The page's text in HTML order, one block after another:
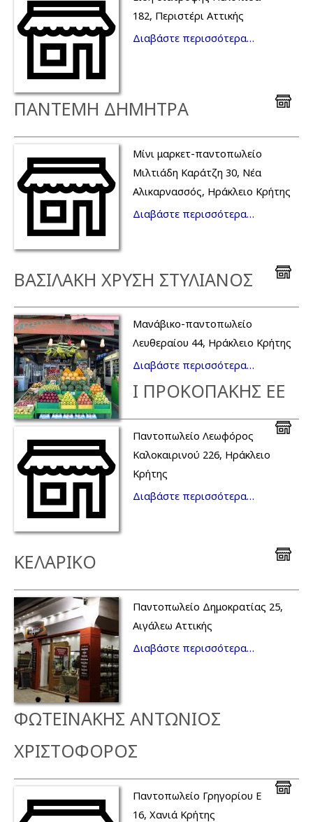
182, Περιστέρι Αττικής
Διαβάστε περισσότερα…
ΠΑΝΤΕΜΗ ΔΗΜΗΤΡΑ
Μίνι μαρκετ-παντοπωλείο
Μιλτιάδη Καράτζη 30, Νέα
Αλικαρνασσός, Ηράκλειο Κρήτης
Διαβάστε περισσότερα…
ΒΑΣΙΛΑΚΗ ΧΡΥΣΗ ΣΤΥΛΙΑΝΟΣ
Μανάβικο-παντοπωλείο
Λευθεραίου 44, Ηράκλειο Κρήτης
Διαβάστε περισσότερα…
Ι ΠΡΟΚΟΠΑΚΗΣ ΕΕ
Παντοπωλείο Λεωφόρος
Καλοκαιρινού 226, Ηράκλειο
Κρήτης
Διαβάστε περισσότερα…
ΚΕΛΑΡΙΚΟ
Παντοπωλείο Δημοκρατίας 25,
Αιγάλεω Αττικής
Διαβάστε περισσότερα…
ΦΩΤΕΙΝΑΚΗΣ ΑΝΤΩΝΙΟΣ
ΧΡΙΣΤΟΦΟΡΟΣ
Παντοπωλείο Γρηγορίου Ε
16, Χανιά Κρήτης